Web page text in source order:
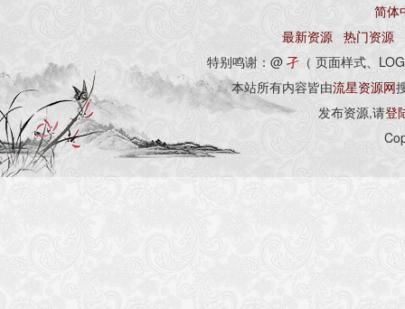
简体
最新资源 热门资源
特别鸣谢：@ 孑 （ 页面样式、
本站所有内容皆由流星资源网
发布资源,请登